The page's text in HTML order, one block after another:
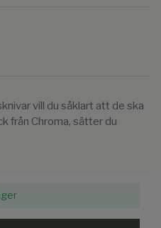
vill du såklart att de ska
från Chroma, sätter du